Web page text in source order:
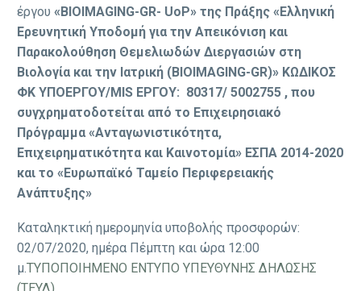
έργου «BIOIMAGING-GR- UoP» της Πράξης «Ελληνική
Ερευνητική Υποδομή για την Aπεικόνιση και
Παρακολούθηση Θεμελιωδών Διεργασιών στη
Βιολογία και την Ιατρική (BIOIMAGING-GR)» ΚΩΔΙΚΟΣ
ΦΚ ΥΠΟΕΡΓΟΥ/MIS ΕΡΓΟΥ: 80317/ 5002755 , που
συγχρηματοδοτείται από το Επιχειρησιακό
Πρόγραμμα «Ανταγωνιστικότητα,
Επιχειρηματικότητα και Καινοτομία» ΕΣΠΑ 2014-2020
και το «Ευρωπαϊκό Ταμείο Περιφερειακής
Ανάπτυξης»
Καταληκτική ημερομηνία υποβολής προσφορών:
02/07/2020, ημέρα Πέμπτη και ώρα 12:00
μ. ΤΥΠΟΠΟΙΗΜΕΝΟ ΕΝΤΥΠΟ ΥΠΕΥΘΥΝΗΣ ΔΗΛΩΣΗΣ
(ΤΕΥΔ)